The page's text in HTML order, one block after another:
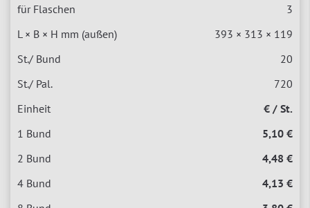
3
393 × 313 × 119
20
720
€ / St.
5,10 €
4,48 €
4,13 €